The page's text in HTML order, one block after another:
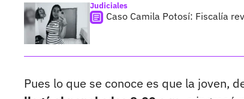
Judiciales
Caso Camila Potosí: Fiscalía
Pues lo que se conoce es que la joven,